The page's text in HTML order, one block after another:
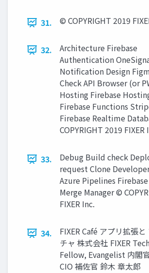
31. © COPYRIGHT 2019
32.
Architecture Firebase
Authentication
Notification Design
Check API Browser (or
Hosting Firebase
Firebase Functions
Firebase Realtime
COPYRIGHT 2019 FIXER
33.
Debug Build check
request Clone
Azure Pipelines
Merge Manager ©
FIXER Inc.
34.
FIXER Café アプリ拡張
チャ 株式会社 FIXER
Fellow, Evangelist 内閣
CIO 補佐官 鈴⽊ 章太郎